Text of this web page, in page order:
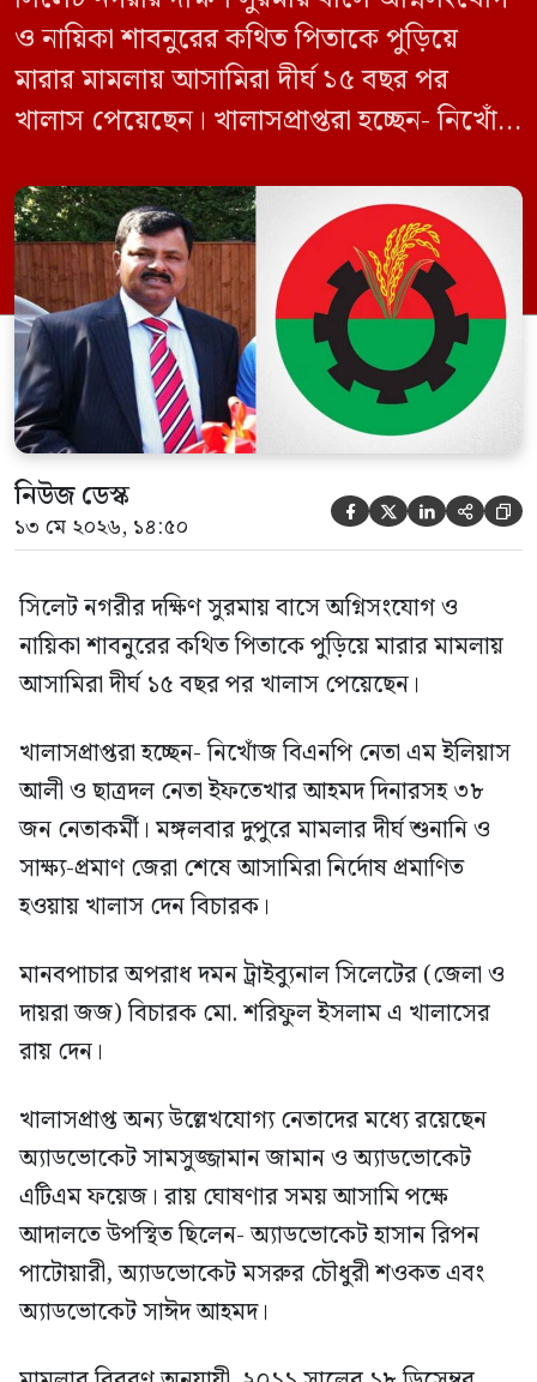
ও নায়িকা শাবনুরের কথিত পিতাকে পুড়িয়ে
মারার মামলায় আসামিরা দীর্ঘ ১৫ বছর পর
খালাস পেয়েছেন। খালাসপ্রাপ্তরা হচ্ছেন- নিখোঁজ
ইফতেখার আহমদ দিনারসহ ৩৮ জন নেতাকর্মী।
মঙ্গলবার দুপুরে মামলার দীর্ঘ শুনানি ও সাক্ষ্য-
প্রমাণ জেরা শেষে আসামিরা নির্দোষ প্রমাণিত
হওয়ায় খালাস দেন বিচারক। মানবপাচার […]
নিউজ ডেস্ক
১৩ মে ২০২৬, ১৪:৫০     
সিলেট নগরীর দক্ষিণ সুরমায় বাসে অগ্নিসংযোগ ও
নায়িকা শাবনুরের কথিত পিতাকে পুড়িয়ে মারার মামলায়
আসামিরা দীর্ঘ ১৫ বছর পর খালাস পেয়েছেন।
খালাসপ্রাপ্তরা হচ্ছেন- নিখোঁজ বিএনপি নেতা এম ইলিয়াস
আলী ও ছাত্রদল নেতা ইফতেখার আহমদ দিনারসহ ৩৮
জন নেতাকর্মী। মঙ্গলবার দুপুরে মামলার দীর্ঘ শুনানি ও
সাক্ষ্য-প্রমাণ জেরা শেষে আসামিরা নির্দোষ প্রমাণিত
হওয়ায় খালাস দেন বিচারক।
মানবপাচার অপরাধ দমন ট্রাইব্যুনাল সিলেটের (জেলা ও
দায়রা জজ) বিচারক মো. শরিফুল ইসলাম এ খালাসের
রায় দেন।
খালাসপ্রাপ্ত অন্য উল্লেখযোগ্য নেতাদের মধ্যে রয়েছেন
অ্যাডভোকেট সামসুজ্জামান জামান ও অ্যাডভোকেট
এটিএম ফয়েজ। রায় ঘোষণার সময় আসামি পক্ষে
আদালতে উপস্থিত ছিলেন- অ্যাডভোকেট হাসান রিপন
পাটোয়ারী, অ্যাডভোকেট মসরুর চৌধুরী শওকত এবং
অ্যাডভোকেট সাঈদ আহমদ।